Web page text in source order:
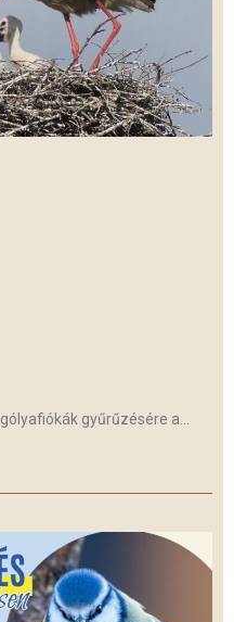
gyűrűzésére a